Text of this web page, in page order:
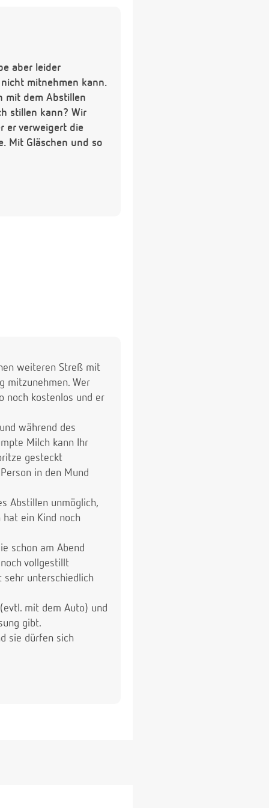
aber leider
mitnehmen kann.
mit dem Abstillen
stillen kann? Wir
er verweigert die
Mit Gläschen und so
die kleinen denn
bißchen unsicher!
weiteren Streß mit
mitzunehmen. Wer
noch kostenlos und er
während des
Milch kann Ihr
gesteckt
in den Mund
Abstillen unmöglich,
ein Kind noch
schon am Abend
vollgestillt
sehr unterschiedlich
mit dem Auto) und
gibt.
sie dürfen sich